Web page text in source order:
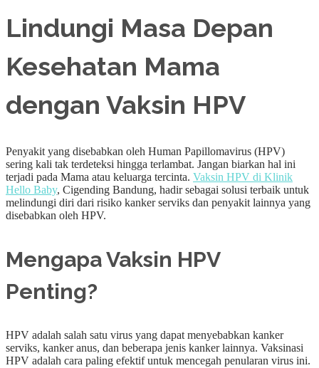
Lindungi Masa Depan
Kesehatan Mama
dengan Vaksin HPV
Penyakit yang disebabkan oleh Human Papillomavirus (HPV)
sering kali tak terdeteksi hingga terlambat. Jangan biarkan hal ini
terjadi pada Mama atau keluarga tercinta. Vaksin HPV di Klinik
Hello Baby, Cigending Bandung, hadir sebagai solusi terbaik untuk
melindungi diri dari risiko kanker serviks dan penyakit lainnya yang
disebabkan oleh HPV.
Mengapa Vaksin HPV
Penting?
HPV adalah salah satu virus yang dapat menyebabkan kanker
serviks, kanker anus, dan beberapa jenis kanker lainnya. Vaksinasi
HPV adalah cara paling efektif untuk mencegah penularan virus ini.